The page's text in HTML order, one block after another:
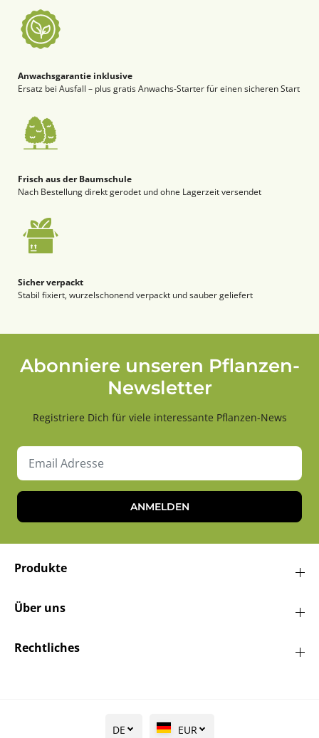
Anwachsgarantie inklusive
Ersatz bei Ausfall – plus gratis Anwachs-Starter für einen sicheren Start
Frisch aus der Baumschule
Nach Bestellung direkt gerodet und ohne Lagerzeit versendet
Sicher verpackt
Stabil fixiert, wurzelschonend verpackt und sauber geliefert
Abonniere unseren Pflanzen-
Newsletter
Registriere Dich für viele interessante Pflanzen-News
ANMELDEN
Produkte
Über uns
Rechtliches
DE EUR